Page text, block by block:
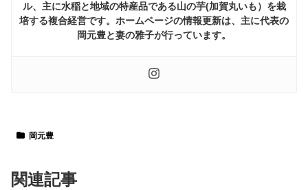
ル、主に水稲と地域の特産品である山の芋(加賀丸いも）を栽
培する複合経営です。ホームページの情報更新は、主に代表の
岡元豊と妻の雅子が行っています。
岡元豊
関連記事